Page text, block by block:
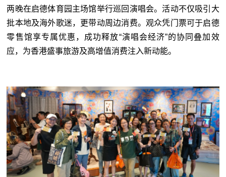
两晚在启德体育园主场馆举行巡回演唱会。活动不仅吸引大
批本地及海外歌迷，更带动周边消费。观众凭门票可于启德
零售馆享专属优惠，成功释放“演唱会经济”的协同叠加效
应，为香港盛事旅游及高增值消费注入新动能。